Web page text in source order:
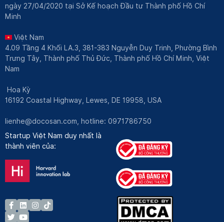
ngày 27/04/2020 tại Sở Kế hoạch Đầu tư Thành phố Hồ Chí
Minh
Việt Nam
4.09 Tầng 4 Khối LA.3, 381-383 Nguyễn Duy Trinh, Phường Bình
Trưng Tây, Thành phố Thủ Đức, Thành phố Hồ Chí Minh, Việt
Nam
Hoa Kỳ
16192 Coastal Highway, Lewes, DE 19958, USA
lienhe@docosan.com , hotline: 0971786750
Startup Việt Nam duy nhất là
thành viên của: